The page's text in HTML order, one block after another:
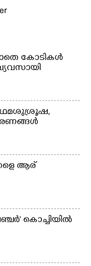
കോടികൾ
ആര്
കൊച്ചിയിൽ